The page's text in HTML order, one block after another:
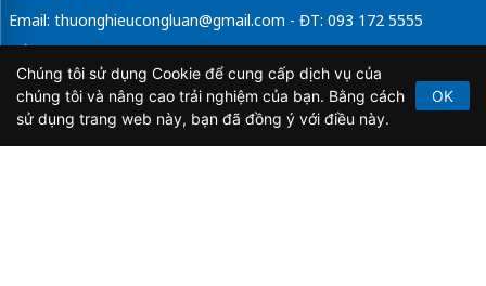
Email: thuonghieucongluan@gmail.com - ĐT: 093 172 5555
Tổng Biên Tập: Vũ Đức Thuận
Giấy phép hoạt động báo chí điện tử số 64/GP-BTTTT do Bộ
Thông tin và Truyền thông cấp ngày 21/2/2020.
Chúng tôi sử dụng Cookie để cung cấp dịch vụ của
chúng tôi và nâng cao trải nghiệm của bạn. Bằng cách
sử dụng trang web này, bạn đã đồng ý với điều này.
OK